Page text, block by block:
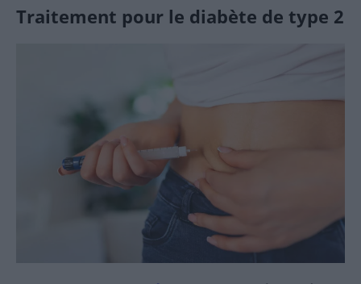
Traitement pour le diabète de type 2